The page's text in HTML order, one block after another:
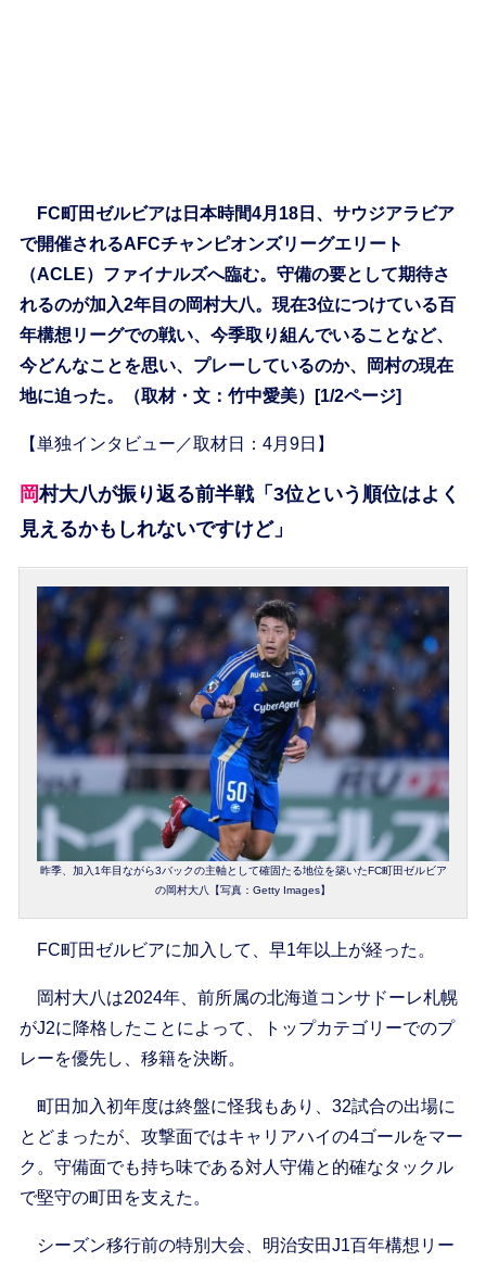
FC町田ゼルビアは日本時間4月18日、サウジアラビア
で開催されるAFCチャンピオンズリーグエリート
（ACLE）ファイナルズへ臨む。守備の要として期待さ
れるのが加入2年目の岡村大八。現在3位につけている百
年構想リーグでの戦い、今季取り組んでいることなど、
今どんなことを思い、プレーしているのか、岡村の現在
地に迫った。（取材・文：竹中愛美）[1/2ページ]
【単独インタビュー／取材日：4月9日】
岡村大八が振り返る前半戦「3位という順位はよく
見えるかもしれないですけど」
昨季、加入1年目ながら3バックの主軸として確固たる地位を築いたFC町田ゼルビア
の岡村大八【写真：Getty Images】
FC町田ゼルビアに加入して、早1年以上が経った。
岡村大八は2024年、前所属の北海道コンサドーレ札幌
がJ2に降格したことによって、トップカテゴリーでのプ
レーを優先し、移籍を決断。
町田加入初年度は終盤に怪我もあり、32試合の出場に
とどまったが、攻撃面ではキャリアハイの4ゴールをマー
ク。守備面でも持ち味である対人守備と的確なタックル
で堅守の町田を支えた。
シーズン移行前の特別大会、明治安田J1百年構想リー